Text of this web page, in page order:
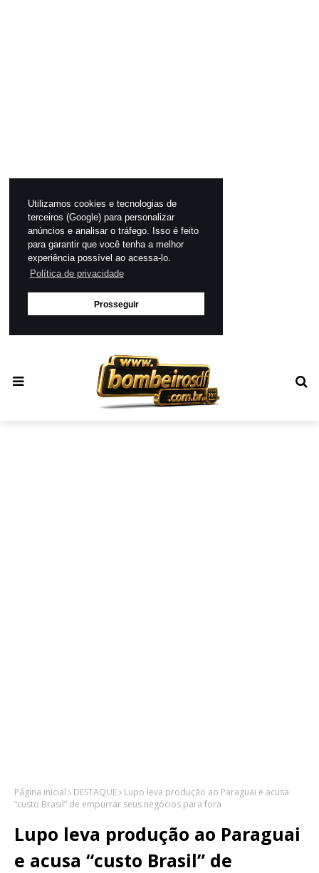
Utilizamos cookies e tecnologias de
terceiros (Google) para personalizar
anúncios e analisar o tráfego. Isso é feito
para garantir que você tenha a melhor
experiência possível ao acessa-lo.
Política de privacidade
Prosseguir
Página inicial DESTAQUE
Lupo leva produção ao Paraguai e acusa
“custo Brasil” de empurrar seus negócios para fora
Lupo leva produção ao Paraguai
e acusa “custo Brasil” de